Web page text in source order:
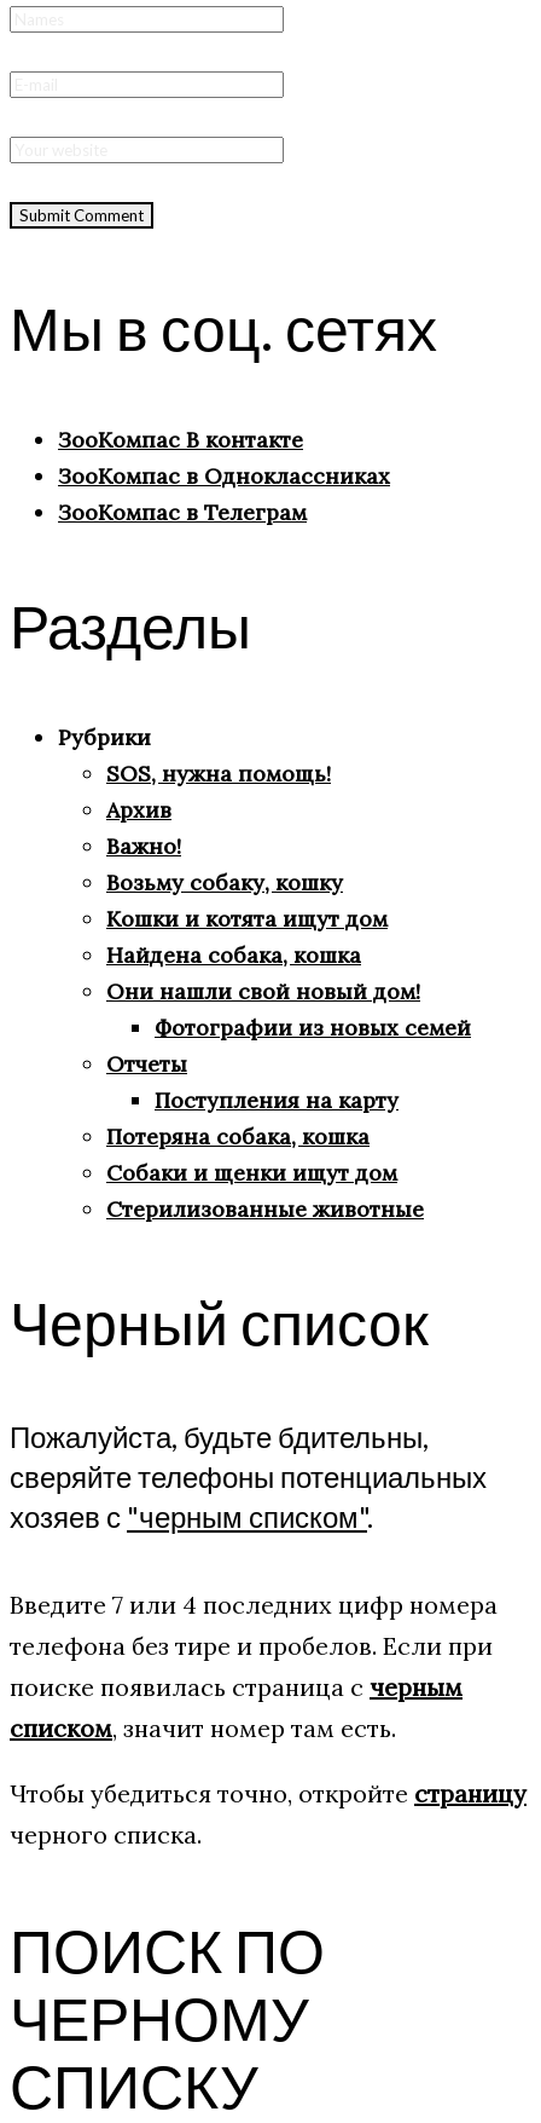
Мы в соц. сетях
ЗооКомпас В контакте
ЗооКомпас в Одноклассниках
ЗооКомпас в Телеграм
Разделы
Рубрики
SOS, нужна помощь!
Архив
Важно!
Возьму собаку, кошку
Кошки и котята ищут дом
Найдена собака, кошка
Они нашли свой новый дом!
Фотографии из новых семей
Отчеты
Поступления на карту
Потеряна собака, кошка
Собаки и щенки ищут дом
Стерилизованные животные
Черный список
Пожалуйста, будьте бдительны,
сверяйте телефоны потенциальных
хозяев с "черным списком".
Введите 7 или 4 последних цифр номера
телефона без тире и пробелов. Если при
поиске появилась страница с черным
списком, значит номер там есть.
Чтобы убедиться точно, откройте страницу
черного списка.
ПОИСК ПО
ЧЕРНОМУ
СПИСКУ